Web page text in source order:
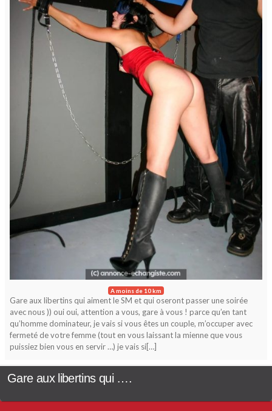
A moins de 10 km
Gare aux libertins qui aiment le SM et qui oseront passer une soirée
avec nous )) oui oui, attention a vous, gare à vous ! parce qu’en tant
qu’homme dominateur, je vais si vous êtes un couple, m’occuper avec
fermeté de votre femme (tout en vous laissant la mienne que vous
puissiez bien vous en servir …) je vais si[…]
Gare aux libertins qui ….